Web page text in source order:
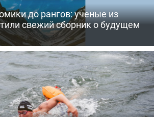
до рангов: ученые из
свежий сборник о будущем